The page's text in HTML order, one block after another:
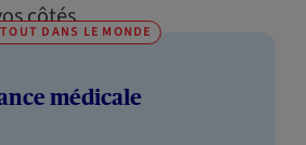
côtés.
DANS LE MONDE
médicale